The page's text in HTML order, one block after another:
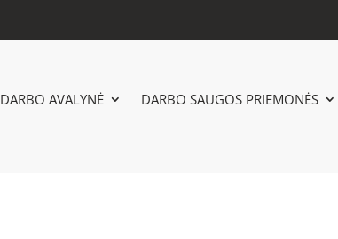
DARBO AVALYNĖ DARBO SAUGOS PRIEMONĖS